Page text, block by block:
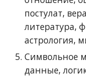
постулат,
литература,
астрология,
Символьное
данные,